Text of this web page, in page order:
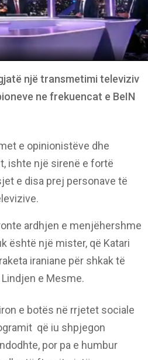
një transmetimi televiziv
ne frekuencat e BeIN
e opinionistëve dhe
ishte një sirenë e fortë
e disa prej personave të
ardhjen e menjëhershme
është një mister, që Katari
iraniane për shkak të
e Mesme.
e botës në rrjetet sociale
që iu shpjegon
por pa e humbur